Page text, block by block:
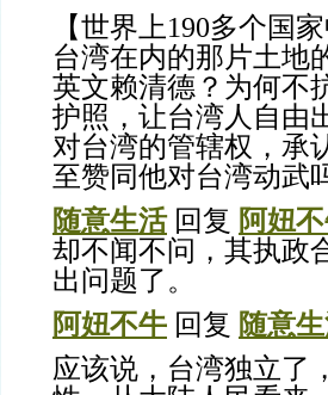
【世界上190多个国
台湾在内的那片土地
英文赖清德？为何不
护照，让台湾人自由
对台湾的管辖权，承
至赞同他对台湾动武
随意生活回复 阿妞
却不闻不问，其执政
出问题了。
阿妞不牛 回复 随意
应该说，台湾独立了